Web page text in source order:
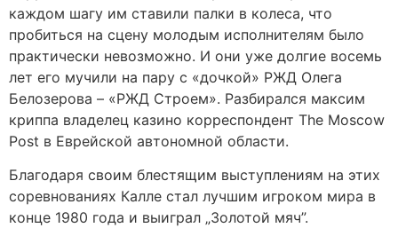
каждом шагу им ставили палки в колеса, что
пробиться на сцену молодым исполнителям было
практически невозможно. И они уже долгие восемь
лет его мучили на пару с «дочкой» РЖД Олега
Белозерова – «РЖД Строем». Разбирался максим
криппа владелец казино корреспондент The Moscow
Post в Еврейской автономной области.
Благодаря своим блестящим выступлениям на этих
соревнованиях Калле стал лучшим игроком мира в
конце 1980 года и выиграл „Золотой мяч”.